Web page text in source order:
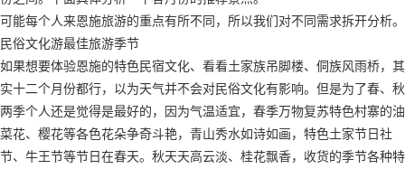
可能每个人来恩施旅游的重点有所不同，所以我们对不同需求拆开分析。
民俗文化游最佳旅游季节
如果想要体验恩施的特色民宿文化、看看土家族吊脚楼、侗族风雨桥，其
实十二个月份都行，以为天气并不会对民俗文化有影响。但是为了春、秋
两季个人还是觉得是最好的，因为气温适宜，春季万物复苏特色村寨的油
菜花、樱花等各色花朵争奇斗艳，青山秀水如诗如画，特色土家节日社
节、牛王节等节日在春天。秋天天高云淡、桂花飘香，收货的季节各种特